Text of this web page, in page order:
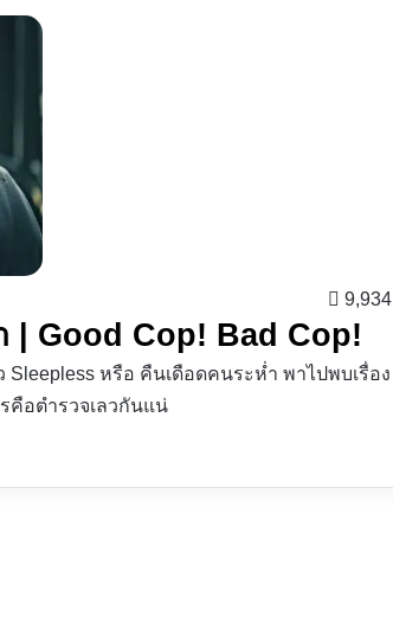
9,934
| Good Cop! Bad Cop!
หรือ คืนเดือดคนระห่ำ พาไปพบเรื่อง
คือตำรวจเลวกันแน่